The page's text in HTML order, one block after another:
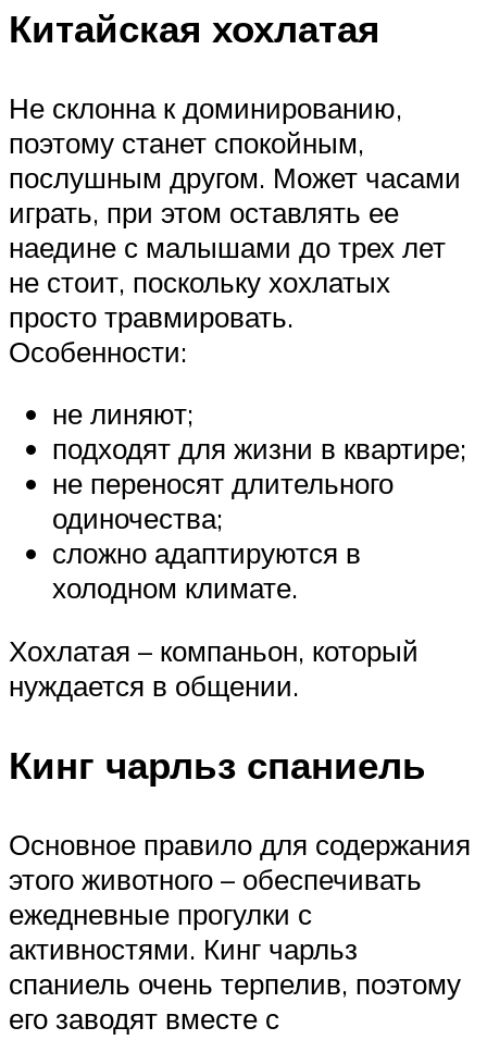
Китайская хохлатая
Не склонна к доминированию,
поэтому станет спокойным,
послушным другом. Может часами
играть, при этом оставлять ее
наедине с малышами до трех лет
не стоит, поскольку хохлатых
просто травмировать.
Особенности:
не линяют;
подходят для жизни в квартире;
не переносят длительного
одиночества;
сложно адаптируются в
холодном климате.
Хохлатая – компаньон, который
нуждается в общении.
Кинг чарльз спаниель
Основное правило для содержания
этого животного – обеспечивать
ежедневные прогулки с
активностями. Кинг чарльз
спаниель очень терпелив, поэтому
его заводят вместе с